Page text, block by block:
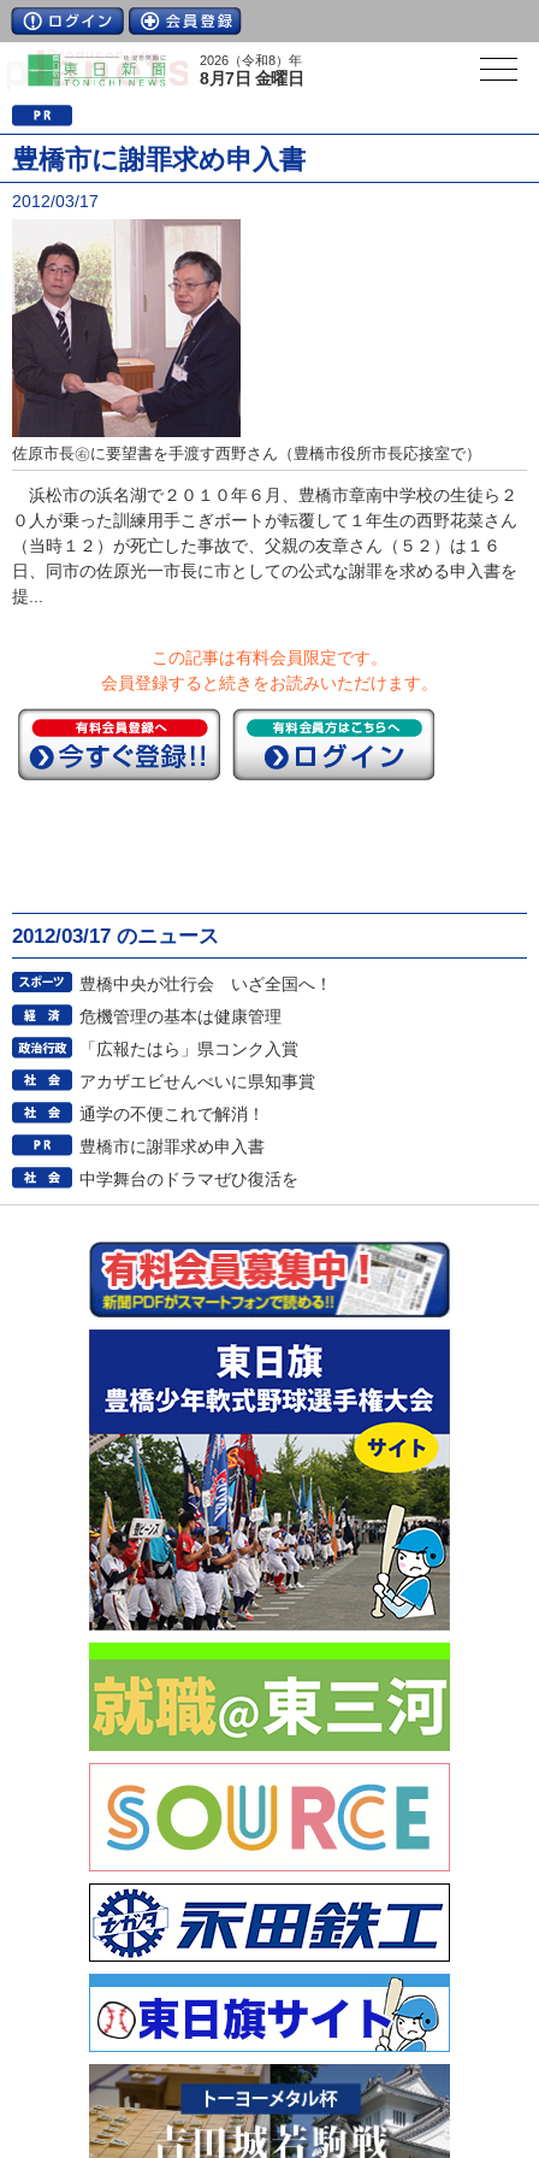
2026（令和8）年
8月7日 金曜日
豊橋市に謝罪求め申入書
2012/03/17
佐原市長㊨に要望書を手渡す西野さん（豊橋市役所市長応接室で）
浜松市の浜名湖で２０１０年６月、豊橋市章南中学校の生徒ら２
０人が乗った訓練用手こぎボートが転覆して１年生の西野花菜さん
（当時１２）が死亡した事故で、父親の友章さん（５２）は１６
日、同市の佐原光一市長に市としての公式な謝罪を求める申入書を
提...
この記事は有料会員限定です。
会員登録すると続きをお読みいただけます。
2012/03/17 のニュース
豊橋中央が壮行会 いざ全国へ！
危機管理の基本は健康管理
「広報たはら」県コンク入賞
アカザエビせんべいに県知事賞
通学の不便これで解消！
豊橋市に謝罪求め申入書
中学舞台のドラマぜひ復活を